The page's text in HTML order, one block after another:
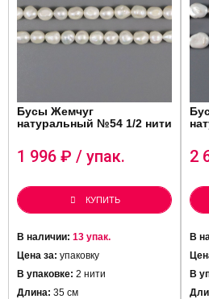
Бусы Жемчуг
натуральный №54 1/2 нити
1 996 ₽ / упак.
КУПИТЬ
В наличии: 13 упак.
Цена за: упаковку
В упаковке: 2 нити
Длина: 35 см
2
В
В